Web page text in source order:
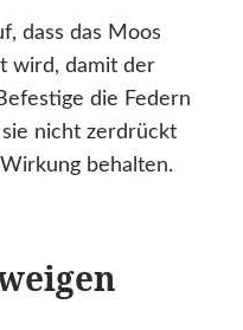
dass das Moos
wird, damit der
die Federn
nicht zerdrückt
behalten.